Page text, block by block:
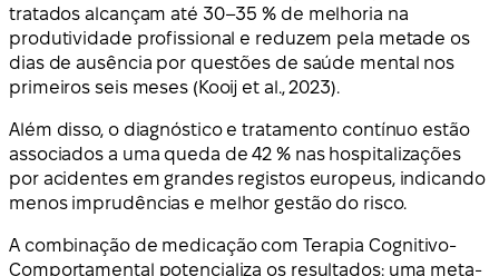
tratados alcançam até 30–35 % de melhoria na
produtividade profissional e reduzem pela metade os
dias de ausência por questões de saúde mental nos
primeiros seis meses (Kooij et al., 2023).
Além disso, o diagnóstico e tratamento contínuo estão
associados a uma queda de 42 % nas hospitalizações
por acidentes em grandes registos europeus, indicando
menos imprudências e melhor gestão do risco.
A combinação de medicação com Terapia Cognitivo-
Comportamental potencializa os resultados: uma meta-